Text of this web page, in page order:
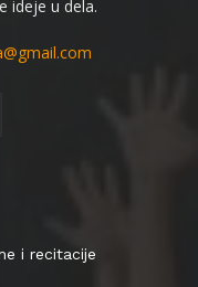
ideje u dela.
i recitacije